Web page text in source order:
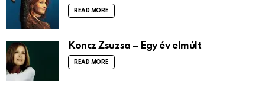
READ MORE
Koncz Zsuzsa – Egy év elmúlt
READ MORE